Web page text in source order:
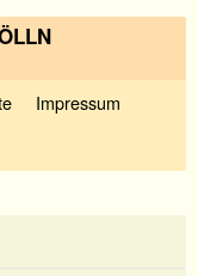
Impressum